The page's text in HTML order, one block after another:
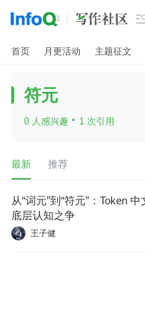
首页 月更活动 主题征文
符元
0 人感兴趣 · 1 次引用
最新 推荐
从“词元”到“符元”：Token
底层认知之争
王子健